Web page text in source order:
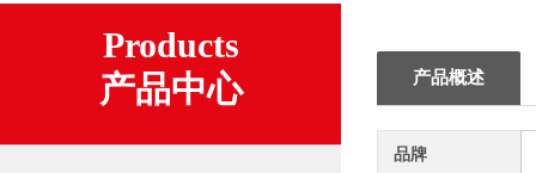
Products
产品中心
产品概述
品牌